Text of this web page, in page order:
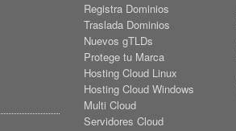
Registra Dominios
Traslada Dominios
Nuevos gTLDs
Protege tu Marca
Hosting Cloud Linux
Hosting Cloud Windows
Multi Cloud
Servidores Cloud